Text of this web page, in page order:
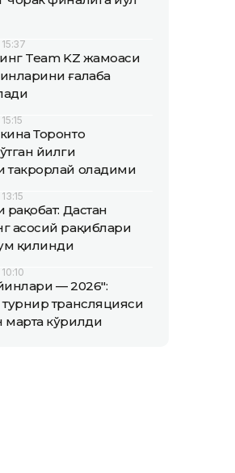
Team KZ жамоаси
ғалаба
Торонто
йилги
такрорлай оладими
рақобат: Дастан
асосий рақиблари
қилинди
— 2026":
турнир трансляцияси
марта кўрилди